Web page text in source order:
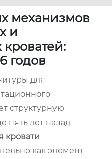
механизмов
и
годов
для
структурную
пять лет назад
кровати
как элемент